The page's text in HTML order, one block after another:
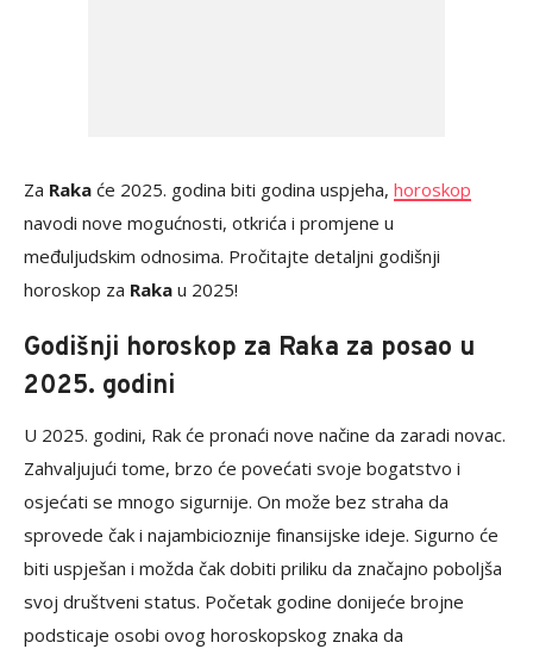
Za Raka će 2025. godina biti godina uspjeha, horoskop
navodi nove mogućnosti, otkrića i promjene u
međuljudskim odnosima. Pročitajte detaljni godišnji
horoskop za Raka u 2025!
Godišnji horoskop za Raka za posao u
2025. godini
U 2025. godini, Rak će pronaći nove načine da zaradi novac.
Zahvaljujući tome, brzo će povećati svoje bogatstvo i
osjećati se mnogo sigurnije. On može bez straha da
sprovede čak i najambicioznije finansijske ideje. Sigurno će
biti uspješan i možda čak dobiti priliku da značajno poboljša
svoj društveni status. Početak godine donijeće brojne
podsticaje osobi ovog horoskopskog znaka da